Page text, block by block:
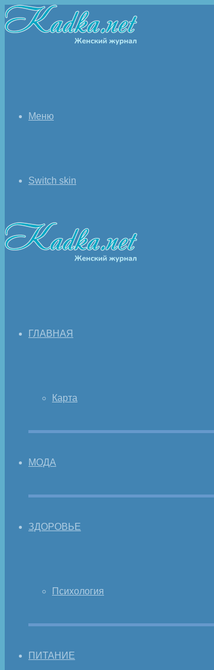
Меню
Switch skin
ГЛАВНАЯ
Карта
МОДА
ЗДОРОВЬЕ
Психология
ПИТАНИЕ